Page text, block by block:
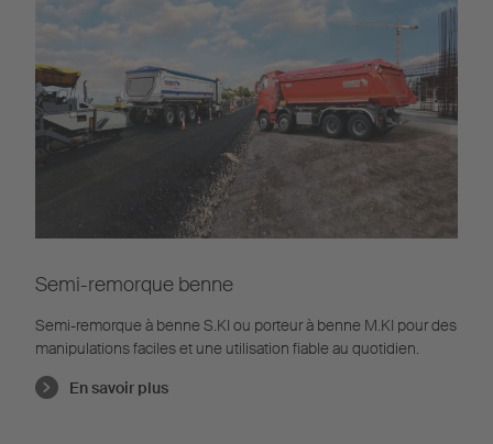
Semi-remorque benne
Semi-remorque à benne S.KI ou porteur à benne M.KI pour des
manipulations faciles et une utilisation fiable au quotidien.
En savoir plus